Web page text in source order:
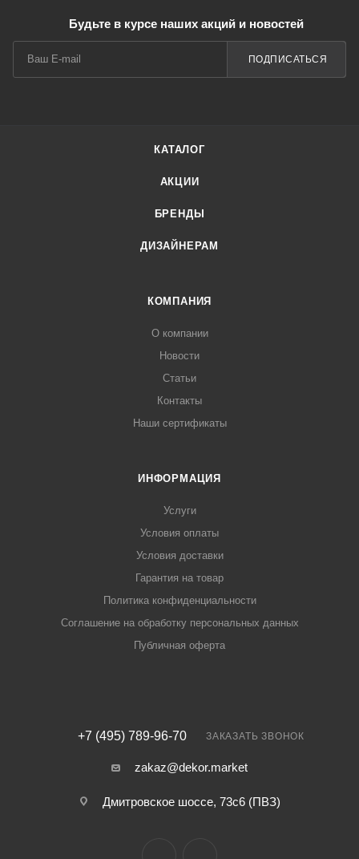
Будьте в курсе наших акций и новостей
ПОДПИСАТЬСЯ
КАТАЛОГ
АКЦИИ
БРЕНДЫ
ДИЗАЙНЕРАМ
КОМПАНИЯ
О компании
Новости
Статьи
Контакты
Наши сертификаты
ИНФОРМАЦИЯ
Услуги
Условия оплаты
Условия доставки
Гарантия на товар
Политика конфиденциальности
Соглашение на обработку персональных данных
Публичная оферта
+7 (495) 789-96-70 ЗАКАЗАТЬ ЗВОНОК
zakaz@dekor.market
Дмитровское шоссе, 73с6 (ПВЗ)